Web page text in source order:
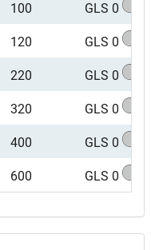
100 GLS 0
120 GLS 0
220 GLS 0
320 GLS 0
400 GLS 0
600 GLS 0